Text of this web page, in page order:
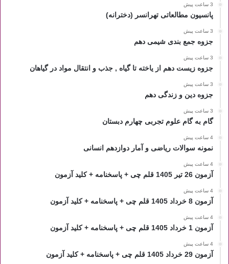
3 ساعت پیش
پانسیون مطالعاتی تهرانسر (دخترانه)
3 ساعت پیش
جزوه جمع بندی شیمی دهم
3 ساعت پیش
جزوه زیست دهم از یاخته تا گیاه , جذب و انتقال مواد در گیاهان
3 ساعت پیش
جزوه دین و زندگی دهم
3 ساعت پیش
گام به گام علوم تجربی چهارم دبستان
4 ساعت پیش
نمونه سوالات ریاضی و آمار دوازدهم انسانی
4 ساعت پیش
آزمون 26 تیر 1405 قلم چی + پاسخنامه + کلید آزمون
4 ساعت پیش
آزمون 8 خرداد 1405 قلم چی + پاسخنامه + کلید آزمون
4 ساعت پیش
آزمون 1 خرداد 1405 قلم چی + پاسخنامه + کلید آزمون
4 ساعت پیش
آزمون 29 خرداد 1405 قلم چی + پاسخنامه + کلید آزمون